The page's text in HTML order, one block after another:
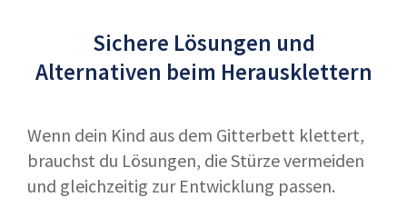
Sichere Lösungen und
Alternativen beim Herausklettern
Wenn dein Kind aus dem Gitterbett klettert,
brauchst du Lösungen, die Stürze vermeiden
und gleichzeitig zur Entwicklung passen.